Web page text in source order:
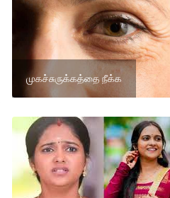
முகச்சுருக்கத்தை நீக்க